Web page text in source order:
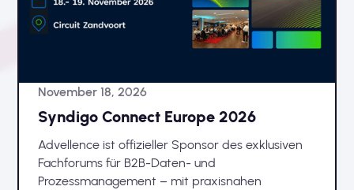
November 18, 2026
Syndigo Connect Europe 2026
Advellence ist offizieller Sponsor des exklusiven
Fachforums für B2B-Daten- und
Prozessmanagement – mit praxisnahen